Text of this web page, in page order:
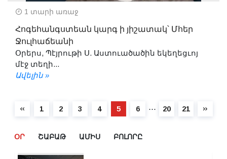
1 տարի առաջ
Հոգեհանգստեան կարգ ի յիշատակ՝ Մհեր
Ջուլհաճեանի
Օրերս, Պէյրութի Ս. Աստուածածին եկեղեցւոյ
մէջ տեղի...
Ավելին »
1 2 3 4 5 6 ⋯ 20 21
ՕՐ ՇԱԲԱԹ ԱՄԻՍ ԲՈԼՈՐԸ